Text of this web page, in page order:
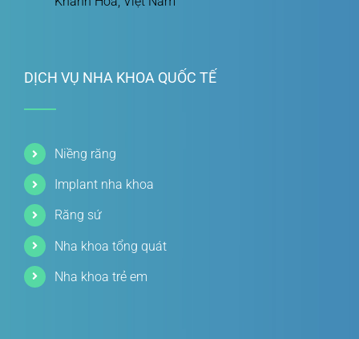
DỊCH VỤ NHA KHOA QUỐC TẾ
Niềng răng
Implant nha khoa
Răng sứ
Nha khoa tổng quát
Nha khoa trẻ em